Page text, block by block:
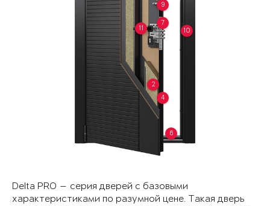
2
4
6
7
9
10
11
Delta PRO — серия дверей с базовыми
характеристиками по разумной цене. Такая дверь